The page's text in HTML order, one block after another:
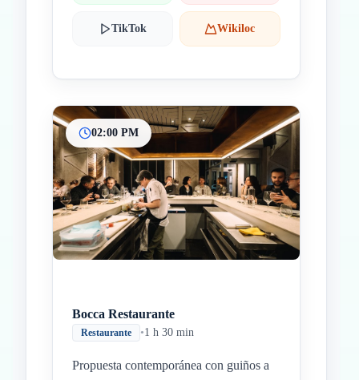
TikTok Wikiloc
02:00 PM
Bocca Restaurante
Restaurante •1 h 30 min
Propuesta contemporánea con guiños a